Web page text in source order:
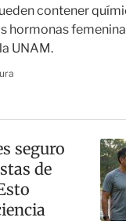
contener
hormonas
UNAM.
seguro
de